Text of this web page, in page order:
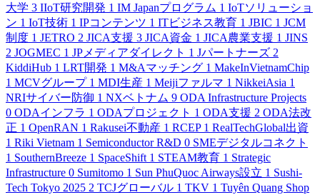
大学 3 IIoT研究開発 1 IM Japanプログラム 1 IoTソリューショ
ン 1 IoT技術 1 IPコンテンツ 1 ITビジネス教育 1 JBIC 1 JCM
制度 1 JETRO 2 JICA支援 3 JICA資金 1 JICA農業支援 1 JINS
2 JOGMEC 1 JPメディアダイレクト 1 Jパートナーズ 2
KiddiHub 1 LRT開発 1 M&Aマッチング 1 MakeInVietnamChip
1 MCVグループ 1 MDI生産 1 Meijiファルマ 1 NikkeiAsia 1
NRIサイバー防御 1 NXベトナム 9 ODA Infrastructure Projects
0 ODAインフラ 1 ODAプロジェクト 1 ODA支援 2 ODA法改
正 1 OpenRAN 1 Rakusei不動産 1 RCEP 1 RealTechGlobal出資
1 Riki Vietnam 1 Semiconductor R&D 0 SMEデジタルコネクト
1 SouthernBreeze 1 SpaceShift 1 STEAM教育 1 Strategic
Infrastructure 0 Sumitomo 1 Sun PhuQuoc Airways設立 1 Sushi-
Tech Tokyo 2025 2 TCJグローバル 1 TKV 1 Tuyên Quang Shop